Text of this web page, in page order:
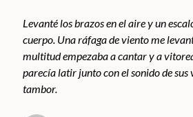
Levanté los brazos en el aire y un
cuerpo. Una ráfaga de viento me
multitud empezaba a cantar y a
parecía latir junto con el sonido de sus
tambor.